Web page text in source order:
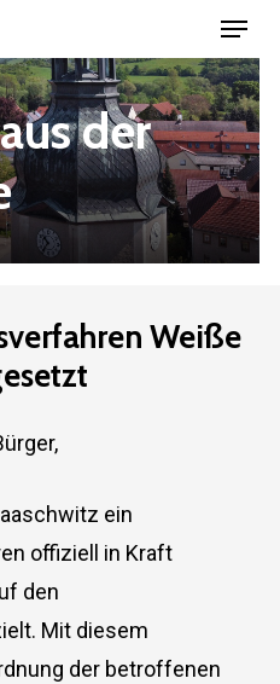
Menu
ausder
Weiße
ein
offiziell in Kraft
den
Mit diesem
der betroffenen
Close
Menu